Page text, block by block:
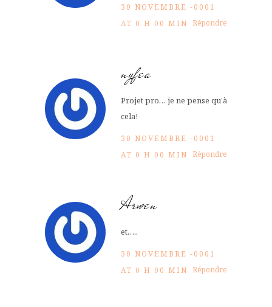
30 NOVEMBRE -0001
AT 0 H 00 MIN Répondre
nyfea
Projet pro… je ne pense qu’à
cela!
30 NOVEMBRE -0001
AT 0 H 00 MIN Répondre
Arwen
et…..
30 NOVEMBRE -0001
AT 0 H 00 MIN Répondre